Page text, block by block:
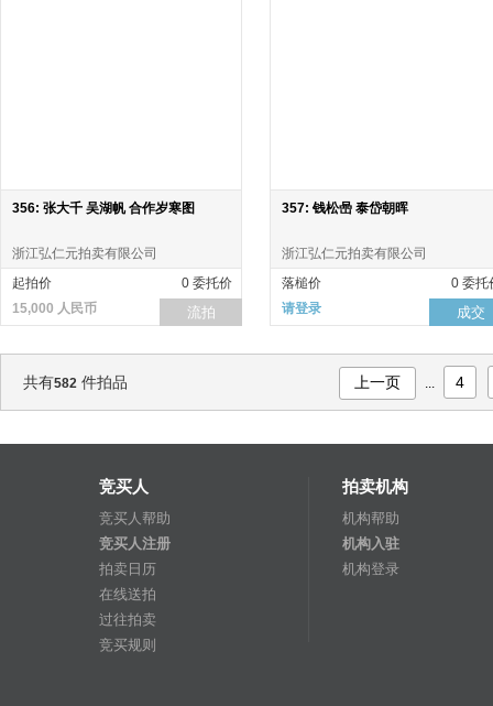
356: 张大千 吴湖帆 合作岁寒图
浙江弘仁元拍卖有限公司
起拍价
0 委托价
15,000 人民币
流拍
357: 钱松喦 泰岱朝晖
浙江弘仁元拍卖有限公司
落槌价
0 委托
请登录
成交
共有582 件拍品 上一页 ... 4
竞买人
竞买人帮助
竞买人注册
拍卖日历
在线送拍
过往拍卖
竞买规则
拍卖机构
机构帮助
机构入驻
机构登录